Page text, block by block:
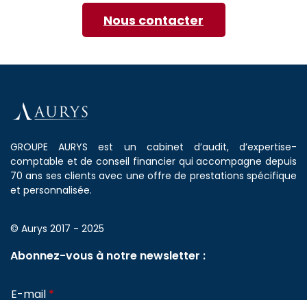
Nous contacter
GROUPE AURYS est un cabinet d’audit, d’expertise-
comptable et de conseil financier qui accompagne depuis
70 ans ses clients avec une offre de prestations spécifique
et personnalisée.
© Aurys 2017 - 2025
Abonnez-vous à notre newsletter :
E-mail *